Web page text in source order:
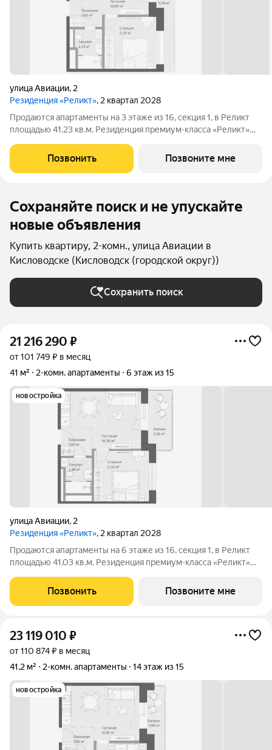
улица Авиации, 2
Резиденция «Реликт», 2 квартал 2028
Продаются апартаменты на 3 этаже из 16, секция 1, в Реликт
площадью 41.23 кв.м. Резиденция премиум-класса «Реликт»
центре города-курорта, вблизи Курортного бульвара и
Нарзанной галереи. Проект
Позвонить Позвоните мне
Сохраняйте поиск и не упускайте
новые объявления
Купить квартиру, 2-комн., улица Авиации в
Кисловодске (Кисловодск (городской округ))
Сохранить поиск
21 216 290 ₽
от 101 749 ₽ в месяц
41 м²
2-комн. апартаменты 6 этаж из 15
новостройка
улица Авиации, 2
Резиденция «Реликт», 2 квартал 2028
Продаются апартаменты на 6 этаже из 16, секция 1, в Реликт
площадью 41.03 кв.м. Резиденция премиум-класса «Реликт»
центре города-курорта, вблизи Курортного бульвара и
Нарзанной галереи. Проект
Позвонить Позвоните мне
23 119 010 ₽
от 110 874 ₽ в месяц
41,2 м²
2-комн. апартаменты 14 этаж из 15
новостройка